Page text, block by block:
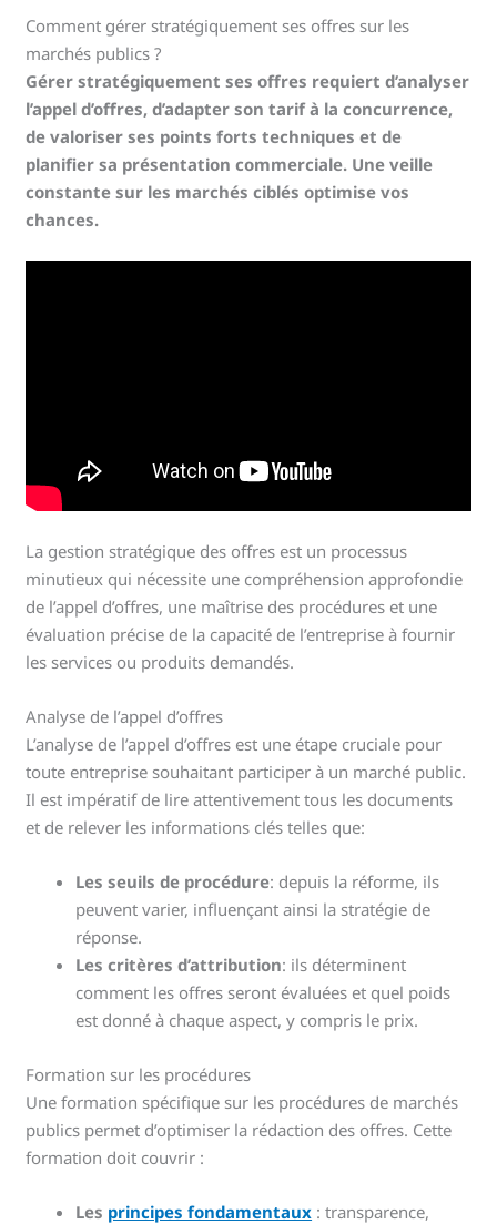
Comment gérer stratégiquement ses offres sur les
marchés publics ?
Gérer stratégiquement ses offres requiert d’analyser
l’appel d’offres, d’adapter son tarif à la concurrence,
de valoriser ses points forts techniques et de
planifier sa présentation commerciale. Une veille
constante sur les marchés ciblés optimise vos
chances.
La gestion stratégique des offres est un processus
minutieux qui nécessite une compréhension approfondie
de l’appel d’offres, une maîtrise des procédures et une
évaluation précise de la capacité de l’entreprise à fournir
les services ou produits demandés.
Analyse de l’appel d’offres
L’analyse de l’appel d’offres est une étape cruciale pour
toute entreprise souhaitant participer à un marché public.
Il est impératif de lire attentivement tous les documents
et de relever les informations clés telles que:
Les seuils de procédure: depuis la réforme, ils
peuvent varier, influençant ainsi la stratégie de
réponse.
Les critères d’attribution: ils déterminent
comment les offres seront évaluées et quel poids
est donné à chaque aspect, y compris le prix.
Formation sur les procédures
Une formation spécifique sur les procédures de marchés
publics permet d’optimiser la rédaction des offres. Cette
formation doit couvrir :
Les principes fondamentaux : transparence,